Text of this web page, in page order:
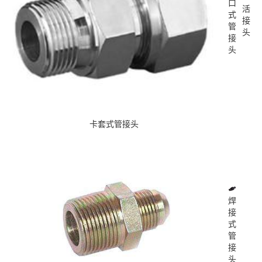
卡套式管接头
口
式
管
接
头
活
接
头
焊
接
式
管
接
头